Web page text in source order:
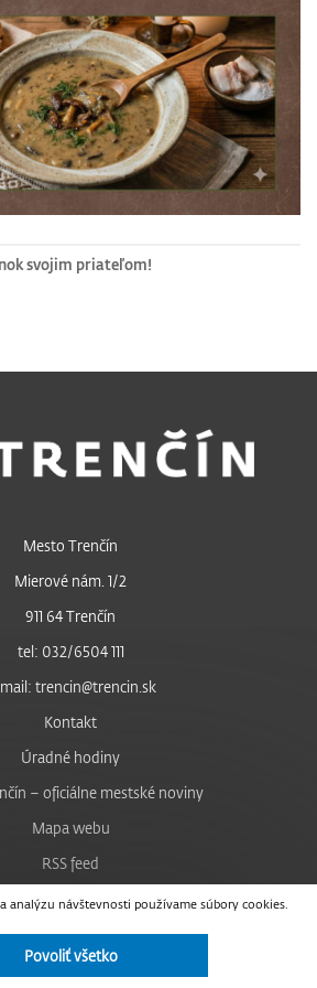
svojim priateľom!
analýzu návštevnosti používame súbory cookies.
Povoliť všetko
Mesto Trenčín
Mierové nám. 1/2
911 64 Trenčín
tel: 032/6504 111
trencin@trencin.sk
Kontakt
Úradné hodiny
– oficiálne mestské noviny
Mapa webu
RSS feed
Nastavenie cookies
Facebook